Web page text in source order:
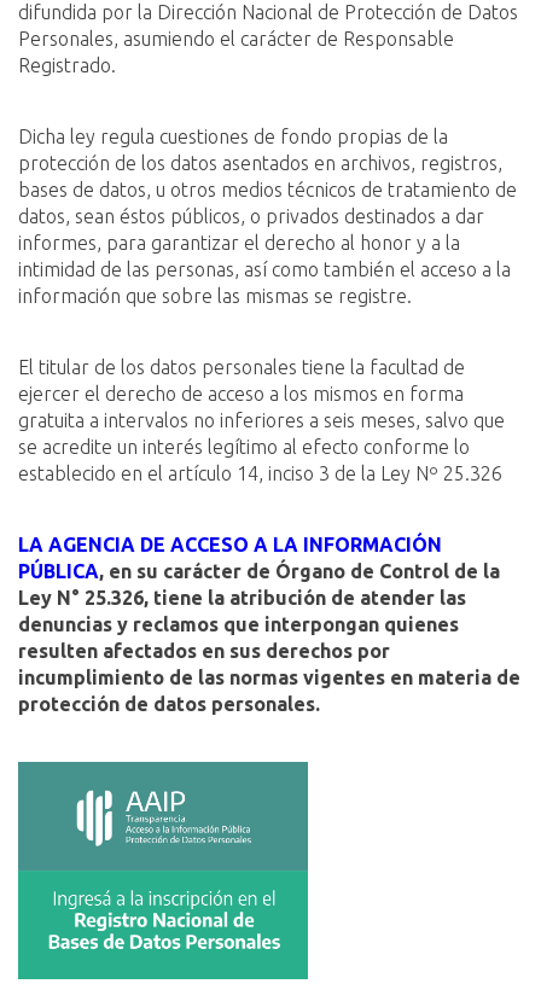
difundida por la Dirección Nacional de Protección de Datos
Personales, asumiendo el carácter de Responsable
Registrado.
Dicha ley regula cuestiones de fondo propias de la
protección de los datos asentados en archivos, registros,
bases de datos, u otros medios técnicos de tratamiento de
datos, sean éstos públicos, o privados destinados a dar
informes, para garantizar el derecho al honor y a la
intimidad de las personas, así como también el acceso a la
información que sobre las mismas se registre.
El titular de los datos personales tiene la facultad de
ejercer el derecho de acceso a los mismos en forma
gratuita a intervalos no inferiores a seis meses, salvo que
se acredite un interés legítimo al efecto conforme lo
establecido en el artículo 14, inciso 3 de la Ley Nº 25.326
LA AGENCIA DE ACCESO A LA INFORMACIÓN
PÚBLICA, en su carácter de Órgano de Control de la
Ley N° 25.326, tiene la atribución de atender las
denuncias y reclamos que interpongan quienes
resulten afectados en sus derechos por
incumplimiento de las normas vigentes en materia de
protección de datos personales.